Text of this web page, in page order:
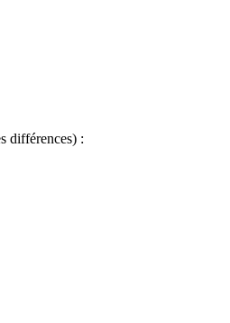
différences) :